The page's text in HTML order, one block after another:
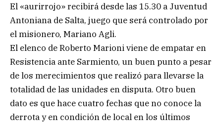
El «aurirrojo» recibirá desde las 15.30 a Juventud
Antoniana de Salta, juego que será controlado por
el misionero, Mariano Agli.
El elenco de Roberto Marioni viene de empatar en
Resistencia ante Sarmiento, un buen punto a pesar
de los merecimientos que realizó para llevarse la
totalidad de las unidades en disputa. Otro buen
dato es que hace cuatro fechas que no conoce la
derrota y en condición de local en los últimos